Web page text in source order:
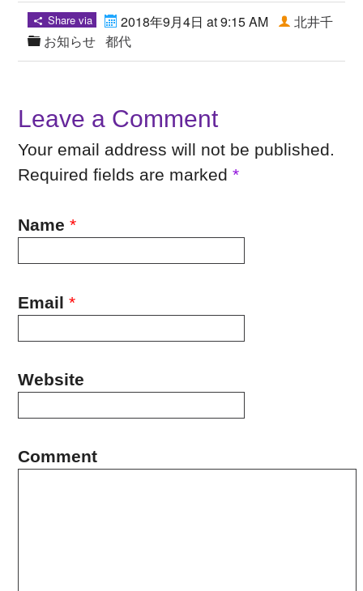
Share via
2018年9月4日 at 9:15 AM
お知らせ
北井千
都代
Leave a Comment
Your email address will not be published.
Required fields are marked*
Name *
Email *
Website
Comment